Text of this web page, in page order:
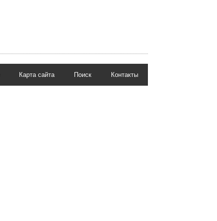
Карта сайта Поиск Контакты